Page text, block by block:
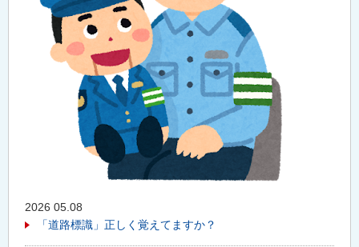
2026 05.08
「道路標識」正しく覚えてますか？